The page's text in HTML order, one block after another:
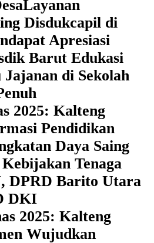
Layanan
Disdukcapil di
Apresiasi
Barut Edukasi
di Sekolah
2025: Kalteng
Pendidikan
Daya Saing
Tenaga
DPRD Barito Utara
DKI
2025: Kalteng
Wujudkan